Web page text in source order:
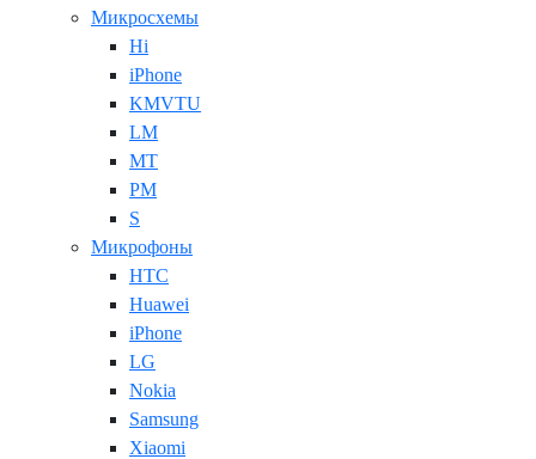
Микросхемы
Hi
iPhone
KMVTU
LM
MT
PM
S
Микрофоны
HTC
Huawei
iPhone
LG
Nokia
Samsung
Xiaomi